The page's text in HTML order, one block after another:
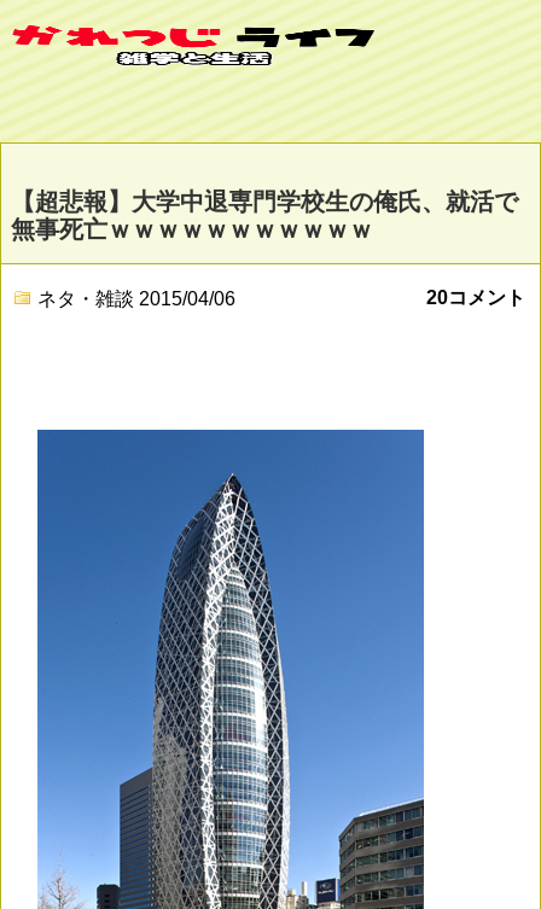
【超悲報】大学中退専門学校生の俺氏、就活で
無事死亡ｗｗｗｗｗｗｗｗｗｗｗ
ネタ・雑談 2015/04/06 20コメント